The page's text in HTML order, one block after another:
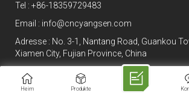
Tel : +86-18359729483
Email : info@cncyangsen.com
Adresse : No. 3-1, Nantang Road, Guankou
Xiamen City, Fujian Province, China
Heim Produkte